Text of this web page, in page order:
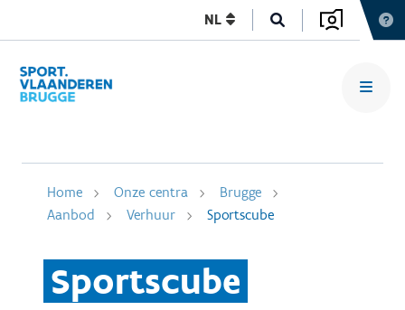
NL
Home Onze centra
Brugge
Aanbod
Verhuur Sportscube
Sportscube